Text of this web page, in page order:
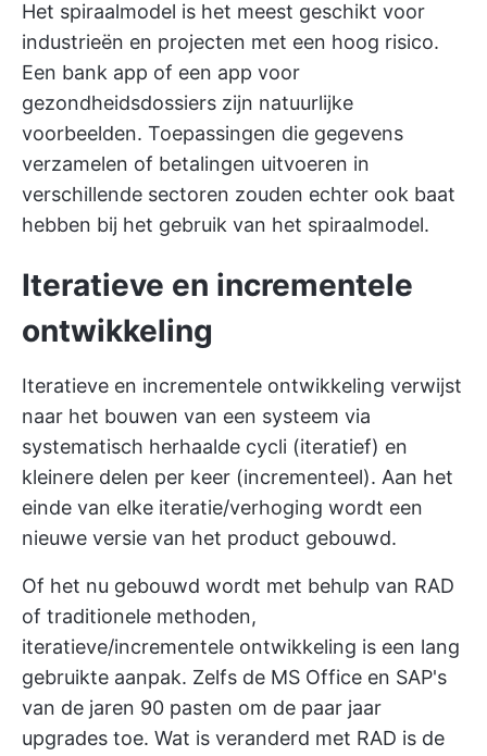
Het spiraalmodel is het meest geschikt voor
industrieën en projecten met een hoog risico.
Een bank app of een app voor
gezondheidsdossiers zijn natuurlijke
voorbeelden. Toepassingen die gegevens
verzamelen of betalingen uitvoeren in
verschillende sectoren zouden echter ook baat
hebben bij het gebruik van het spiraalmodel.
Iteratieve en incrementele
ontwikkeling
Iteratieve en incrementele ontwikkeling verwijst
naar het bouwen van een systeem via
systematisch herhaalde cycli (iteratief) en
kleinere delen per keer (incrementeel). Aan het
einde van elke iteratie/verhoging wordt een
nieuwe versie van het product gebouwd.
Of het nu gebouwd wordt met behulp van RAD
of traditionele methoden,
iteratieve/incrementele ontwikkeling is een lang
gebruikte aanpak. Zelfs de MS Office en SAP's
van de jaren 90 pasten om de paar jaar
upgrades toe. Wat is veranderd met RAD is de